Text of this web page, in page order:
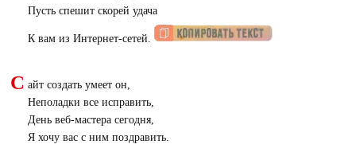
Пусть спешит скорей удача
К вам из Интернет-сетей.
С айт создать умеет он,
Неполадки все исправить,
День веб-мастера сегодня,
Я хочу вас с ним поздравить.